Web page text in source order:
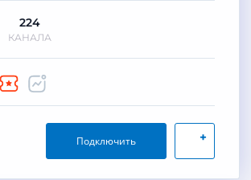
224
КАНАЛА
+
Подключить